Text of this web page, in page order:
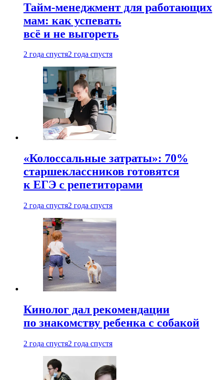
Тайм-менеджмент для работающих
мам: как успевать
всё и не выгореть
2 года спустя2 года спустя
«Колоссальные затраты»: 70%
старшеклассников готовятся
к ЕГЭ с репетиторами
2 года спустя2 года спустя
Кинолог дал рекомендации
по знакомству ребенка с собакой
2 года спустя2 года спустя